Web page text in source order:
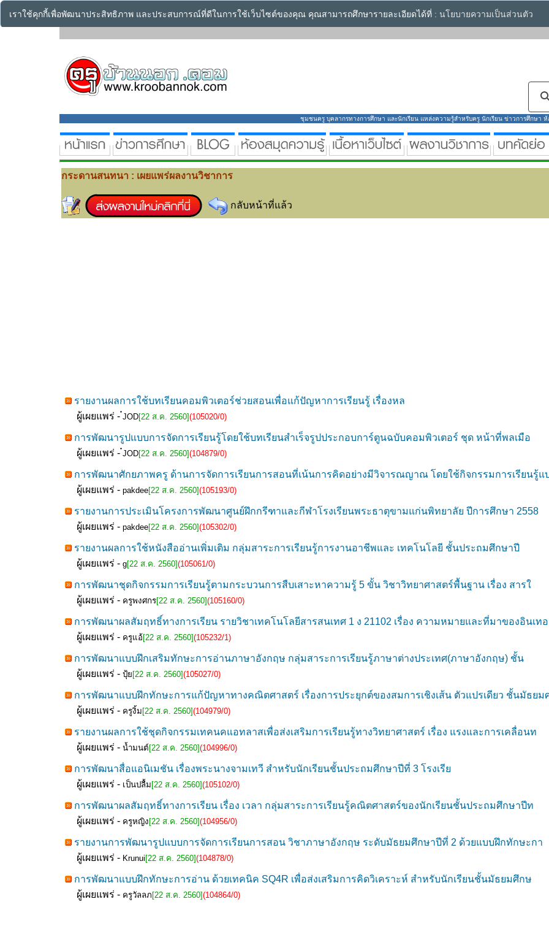
เราใช้คุกกี้เพื่อพัฒนาประสิทธิภาพ และประสบการณ์ที่ดีในการใช้เว็บไซต์ของคุณ คุณสามารถศึกษารายละเอียดได้ที่ : นโยบายความเป็นส่วนตัว
ชุมชนครู บุคลากรทางการศึกษา และนักเรียน แหล่งความรู้สำหรับครู นักเรียน ข่าวการศึกษา
กระดานสนทนา : เผยแพร่ผลงานวิชาการ
กลับหน้าที่แล้ว
รายงานผลการใช้บทเรียนคอมพิวเตอร์ช่วยสอนเพื่อแก้ปัญหาการเรียนรู้ เรื่องหล
ผู้เผยแพร่ -๋JOD[22 ส.ค. 2560](105020/0)
การพัฒนารูปแบบการจัดการเรียนรู้โดยใช้บทเรียนสำเร็จรูปประกอบการ์ตูนฉบับคอมพิวเตอร์ ชุด หน้าที่พลเมือ
ผู้เผยแพร่ -๋JOD[22 ส.ค. 2560](104879/0)
การพัฒนาศักยภาพครู ด้านการจัดการเรียนการสอนที่เน้นการคิดอย่างมีวิจารณญาณ โดยใช้กิจกรรมการเรียนรู้แ
ผู้เผยแพร่ - pakdee[22 ส.ค. 2560](105193/0)
รายงานการประเมินโครงการพัฒนาศูนย์ฝึกกรีฑาและกีฬาโรงเรียนพระธาตุขามแก่นพิทยาลัย ปีการศึกษา 2558
ผู้เผยแพร่ - pakdee[22 ส.ค. 2560](105302/0)
รายงานผลการใช้หนังสืออ่านเพิ่มเติม กลุ่มสาระการเรียนรู้การงานอาชีพและ เทคโนโลยี ชั้นประถมศึกษาปี
ผู้เผยแพร่ - g[22 ส.ค. 2560](105061/0)
การพัฒนาชุดกิจกรรมการเรียนรู้ตามกระบวนการสืบเสาะหาความรู้ 5 ขั้น วิชาวิทยาศาสตร์พื้นฐาน เรื่อง สารใ
ผู้เผยแพร่ - ครูพงศกร[22 ส.ค. 2560](105160/0)
การพัฒนาผลสัมฤทธิ์ทางการเรียน รายวิชาเทคโนโลยีสารสนเทศ 1 ง 21102 เรื่อง ความหมายและที่มาของอินเท
ผู้เผยแพร่ - ครูแอ้ [22 ส.ค. 2560](105232/1)
การพัฒนาแบบฝึกเสริมทักษะการอ่านภาษาอังกฤษ กลุ่มสาระการเรียนรู้ภาษาต่างประเทศ(ภาษาอังกฤษ) ชั้น
ผู้เผยแพร่ - ปุ้ย [22 ส.ค. 2560](105027/0)
การพัฒนาแบบฝึกทักษะการแก้ปัญหาทางคณิตศาสตร์ เรื่องการประยุกต์ของสมการเชิงเส้น ตัวแปรเดียว ชั้นมัธยม
ผู้เผยแพร่ - ครูงิ้ม [22 ส.ค. 2560](104979/0)
รายงานผลการใช้ชุดกิจกรรมเทคนคแอทลาสเพื่อส่งเสริมการเรียนรู้ทางวิทยาศาสตร์ เรื่อง แรงและการเคลื่อนท
ผู้เผยแพร่ - น้ำมนต์ [22 ส.ค. 2560](104996/0)
การพัฒนาสื่อแอนิเมชัน เรื่องพระนางจามเทวี สำหรับนักเรียนชั้นประถมศึกษาปีที่ 3 โรงเรีย
ผู้เผยแพร่ - เป็นปลื้ม [22 ส.ค. 2560](105102/0)
การพัฒนาผลสัมฤทธิ์ทางการเรียน เรื่อง เวลา กลุ่มสาระการเรียนรู้คณิตศาสตร์ของนักเรียนชั้นประถมศึกษาปีท
ผู้เผยแพร่ - ครูหญิง [22 ส.ค. 2560](104956/0)
รายงานการพัฒนารูปแบบการจัดการเรียนการสอน วิชาภาษาอังกฤษ ระดับมัธยมศึกษาปีที่ 2 ด้วยแบบฝึกทักษะกา
ผู้เผยแพร่ - Krunui [22 ส.ค. 2560](104878/0)
การพัฒนาแบบฝึกทักษะการอ่าน ด้วยเทคนิค SQ4R เพื่อส่งเสริมการคิดวิเคราะห์ สำหรับนักเรียนชั้นมัธยมศึกษ
ผู้เผยแพร่ - ครูวัลลภ [22 ส.ค. 2560](104864/0)